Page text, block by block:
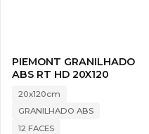
PIEMONT GRANILHADO
ABS RT HD 20X120
20x120cm
GRANILHADO ABS
12 FACES